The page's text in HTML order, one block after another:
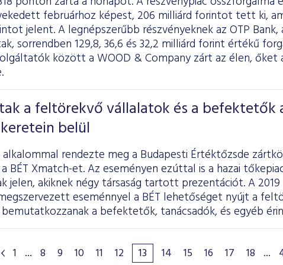
februárhoz képest, 206 milliárd forintot tett ki,
jelent. A legnépszerűbb részvényeknek az OTP Bank,
sorrendben 129,8, 36,6 és 32,2 milliárd forint értékű
között a WOOD & Company zárt az élen, őket
a feltörekvő vállalatok és a befektetők
belül
rendezte meg a Budapesti Értéktőzsde
BÉT Xmatch-et. Az eseményen ezúttal is a hazai
jelen, akiknek négy társaság tartott prezentációt. A
eseménnyel a BÉT lehetőséget nyújt a
bemutatkozzanak a befektetők, tanácsadók, és egyéb
1 ... 8 9 10 11 12 13 14 15 16 17 18 ...